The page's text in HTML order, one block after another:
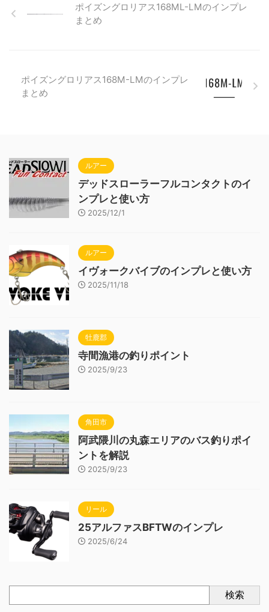
ポイズングロリアス168ML-LMのインプレ
まとめ
ポイズングロリアス168M-LMのインプレ
まとめ
ルアー
デッドスローラーフルコンタクトのイ
ンプレと使い方
2025/12/1
ルアー
イヴォークバイブのインプレと使い方
2025/11/18
牡鹿郡
寺間漁港の釣りポイント
2025/9/23
角田市
阿武隈川の丸森エリアのバス釣りポイ
ントを解説
2025/9/23
リール
25アルファスBFTWのインプレ
2025/6/24
検索